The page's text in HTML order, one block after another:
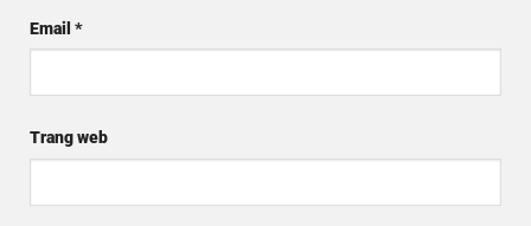
Email *
Trang web